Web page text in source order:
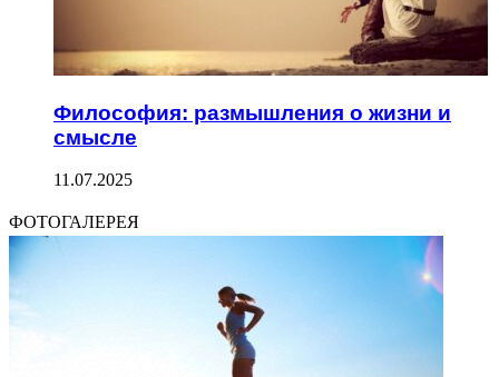
Философия: размышления о жизни и
смысле
11.07.2025
ФОТОГАЛЕРЕЯ